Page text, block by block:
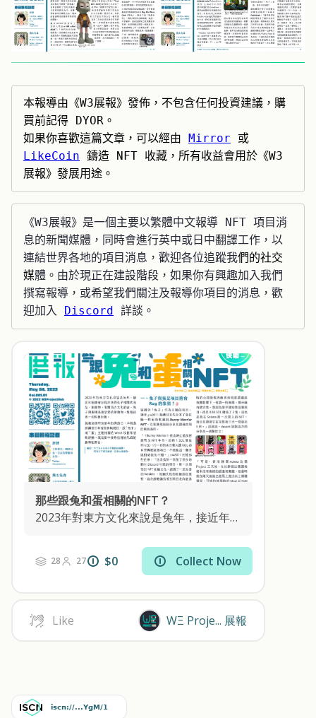
本報導由《W3展報》發佈，不包含任何投資建議，購
買前記得 DYOR。
如果你喜歡這篇文章，可以經由
Mirror
LikeCoin 鑄造 NFT 收藏，所有收益會用於《W3
展報》發展用途。
《W3展報》是一個主要以繁體中文報導 NFT 項目消
息的新聞媒體，同時會進行英中或日中翻譯工作，以
連結世界各地的項目消息，歡迎各位追蹤我們的社交
媒體。由於現正在建設階段，如果你有興趣加入我們
撰寫報導，或希望我們關注及報導你項目的消息，歡
迎加入 Discord 詳談。